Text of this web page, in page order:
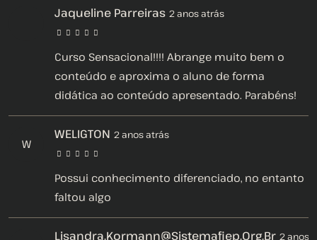
Jaqueline Parreiras 2 anos atrás
Curso Sensacional!!!! Abrange muito bem o
conteúdo e aproxima o aluno de forma
didática ao conteúdo apresentado. Parabéns!
W
WELIGTON 2 anos atrás
Possui conhecimento diferenciado, no entanto
faltou algo
Lisandra.kormann@sistemafiep.org.br 2 anos